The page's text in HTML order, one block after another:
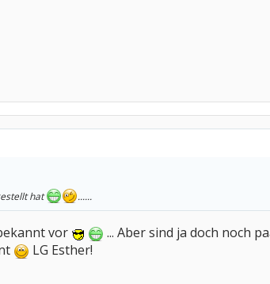
hat
......
vor
... Aber sind ja doch noch
LG Esther!